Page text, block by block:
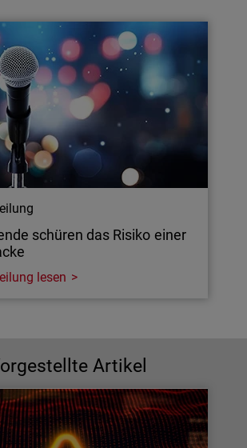
schüren das Risiko einer
lesen
Artikel